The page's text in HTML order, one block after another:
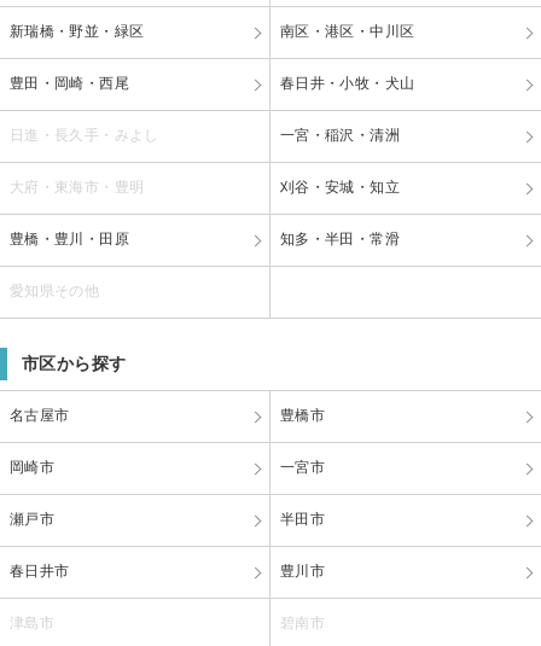
新瑞橋・野並・緑区 南区・港区・中川区
豊田・岡崎・西尾 春日井・小牧・犬山
日進・長久手・みよし 一宮・稲沢・清洲
大府・東海市・豊明 刈谷・安城・知立
豊橋・豊川・田原 知多・半田・常滑
愛知県その他
市区から探す
名古屋市 豊橋市
岡崎市 一宮市
瀬戸市 半田市
春日井市 豊川市
津島市 碧南市